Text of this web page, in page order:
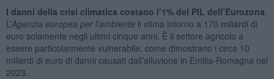
I danni della crisi climatica costano l’1% del PIL dell’Eurozona.
L’Agenzia europea per l'ambiente li stima intorno a 170 miliardi di
euro solamente negli ultimi cinque anni. È il settore agricolo a
essere particolarmente vulnerabile, come dimostrano i circa 10
miliardi di euro di danni causati dall’alluvione in Emilia-Romagna nel
2023.